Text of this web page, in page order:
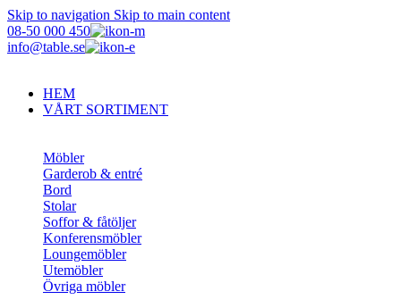
Skip to navigation Skip to main content
08-50 000 450
info@table.se
HEM
VÅRT SORTIMENT
Möbler
Garderob & entré
Bord
Stolar
Soffor & fåtöljer
Konferensmöbler
Loungemöbler
Utemöbler
Övriga möbler